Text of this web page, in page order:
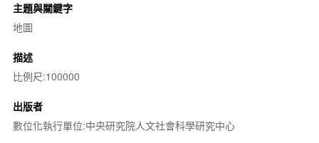
主題與關鍵字
地圖
描述
比例尺:100000
出版者
數位化執行單位:中央研究院人文社會科學研究中心